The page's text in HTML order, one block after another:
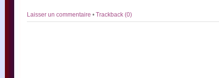
Laisser un commentaire • Trackback (0)